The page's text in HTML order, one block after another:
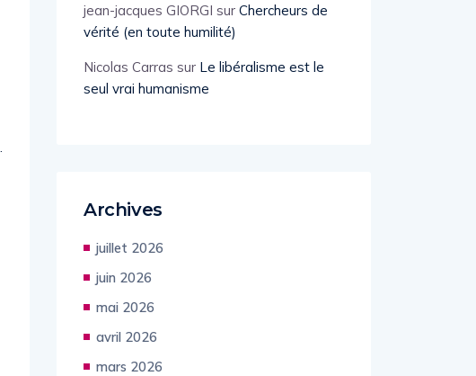
jean-jacques GIORGI sur Chercheurs de
vérité (en toute humilité)
Nicolas Carras sur Le libéralisme est le
seul vrai humanisme
Archives
juillet 2026
juin 2026
mai 2026
avril 2026
mars 2026